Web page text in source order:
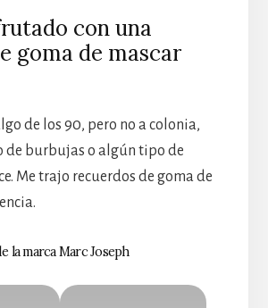
con una
goma de mascar
de los 90, pero no a colonia,
de burbujas o algún tipo de
Me trajo recuerdos de goma de
la marca Marc Joseph